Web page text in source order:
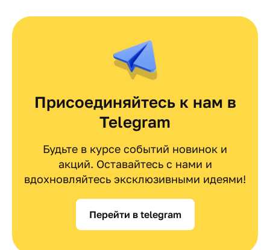
Присоединяйтесь к нам в
Telegram
Будьте в курсе событий новинок и
акций. Оставайтесь с нами и
вдохновляйтесь эксклюзивными идеями!
Перейти в telegram